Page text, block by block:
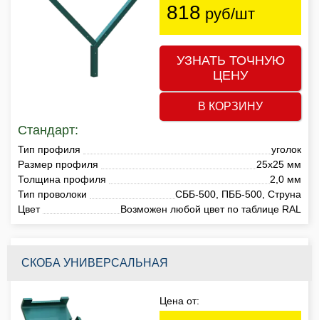
818 руб/шт
УЗНАТЬ ТОЧНУЮ
ЦЕНУ
В КОРЗИНУ
Стандарт:
Тип профиля
уголок
Размер профиля
25х25 мм
Толщина профиля
2,0 мм
Тип проволоки
СББ-500, ПББ-500, Струна
Цвет
Возможен любой цвет по таблице RAL
СКОБА УНИВЕРСАЛЬНАЯ
Цена от: